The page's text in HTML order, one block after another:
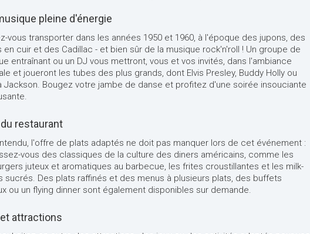
pleine d'énergie
vous transporter dans les années 1950 et 1960, à l'époque des jupons, des
en cuir et des Cadillac - et bien sûr de la musique rock'n'roll ! Un groupe de
entraînant ou un DJ vous mettront, vous et vos invités, dans l'ambiance
et joueront les tubes des plus grands, dont Elvis Presley, Buddy Holly ou
Jackson. Bougez votre jambe de danse et profitez d'une soirée insouciante
restaurant
l'offre de plats adaptés ne doit pas manquer lors de cet événement :
vous des classiques de la culture des diners américains, comme les
juteux et aromatiques au barbecue, les frites croustillantes et les milk-
sucrés. Des plats raffinés et des menus à plusieurs plats, des buffets
ou un flying dinner sont également disponibles sur demande.
attractions